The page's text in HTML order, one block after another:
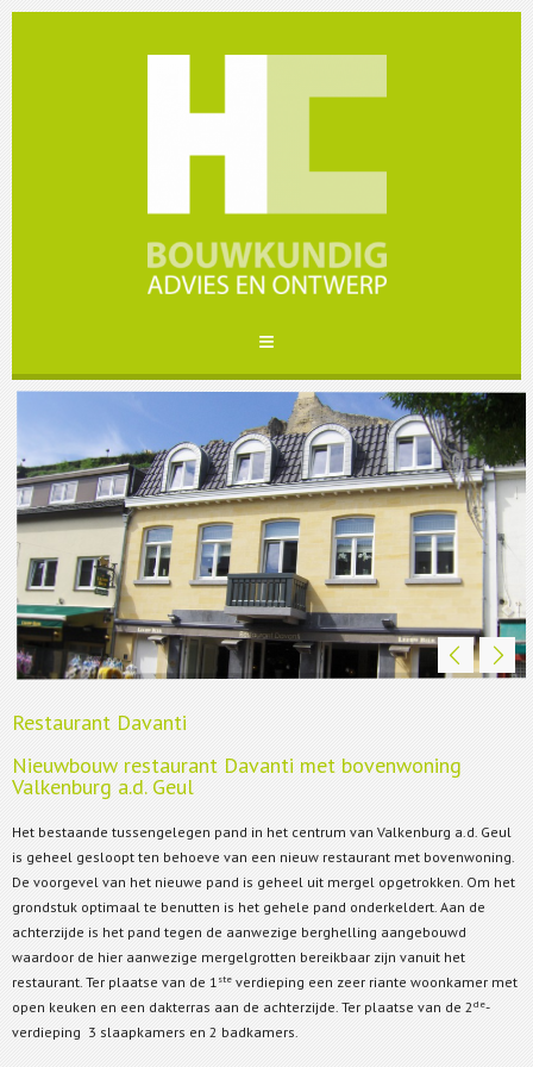
Restaurant Davanti
Nieuwbouw restaurant Davanti met bovenwoning
Valkenburg a.d. Geul
Het bestaande tussengelegen pand in het centrum van Valkenburg a.d. Geul
is geheel gesloopt ten behoeve van een nieuw restaurant met bovenwoning.
De voorgevel van het nieuwe pand is geheel uit mergel opgetrokken. Om het
grondstuk optimaal te benutten is het gehele pand onderkeldert. Aan de
achterzijde is het pand tegen de aanwezige berghelling aangebouwd
waardoor de hier aanwezige mergelgrotten bereikbaar zijn vanuit het
restaurant. Ter plaatse van de 1 ste verdieping een zeer riante woonkamer met
open keuken en een dakterras aan de achterzijde. Ter plaatse van de 2de-
verdieping 3 slaapkamers en 2 badkamers.